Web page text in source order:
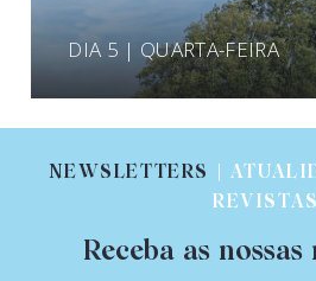
DIA 5 | QUARTA-FEIRA
NEWSLETTERS
|
REVISTAS
Receba as